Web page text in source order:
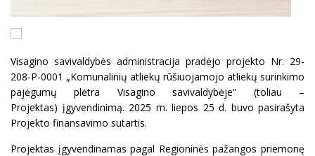
Visagino savivaldybės administracija pradėjo projekto Nr. 29-
208-P-0001 „Komunalinių atliekų rūšiuojamojo atliekų surinkimo
pajėgumų plėtra Visagino savivaldybėje“ (toliau –
Projektas) įgyvendinimą. 2025 m. liepos 25 d. buvo pasirašyta
Projekto finansavimo sutartis.
Projektas įgyvendinamas pagal Regioninės pažangos priemonę